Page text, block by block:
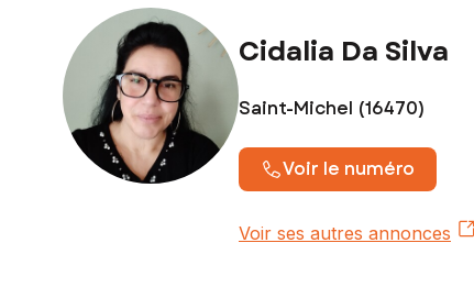
Cidalia Da Silva
Saint-Michel (16470)
Voir le numéro
Voir ses autres annonces